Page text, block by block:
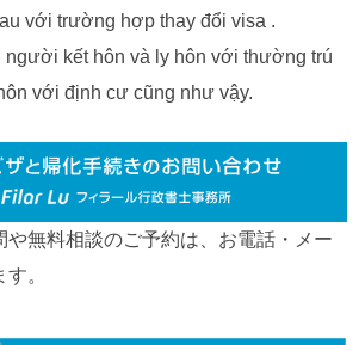
với trường hợp thay đổi visa .
kết hôn và ly hôn với thường trú
với định cư cũng như vậy.
や無料相談のご予約は、お電話・メー
。